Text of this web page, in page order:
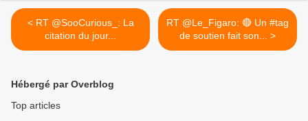
< RT @SooCurious_: La
citation du jour...
RT @Le_Figaro: 🔴 Un #tag
de soutien fait son... >
Hébergé par Overblog
Top articles